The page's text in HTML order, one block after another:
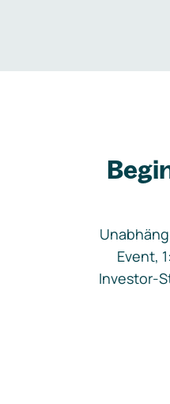
Event,
Investor-